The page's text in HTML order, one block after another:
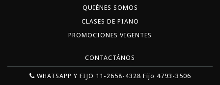
QUIÉNES SOMOS
CLASES DE PIANO
PROMOCIONES VIGENTES
CONTACTÁNOS
WHATSAPP Y FIJO 11-2658-4328 Fijo 4793-3506